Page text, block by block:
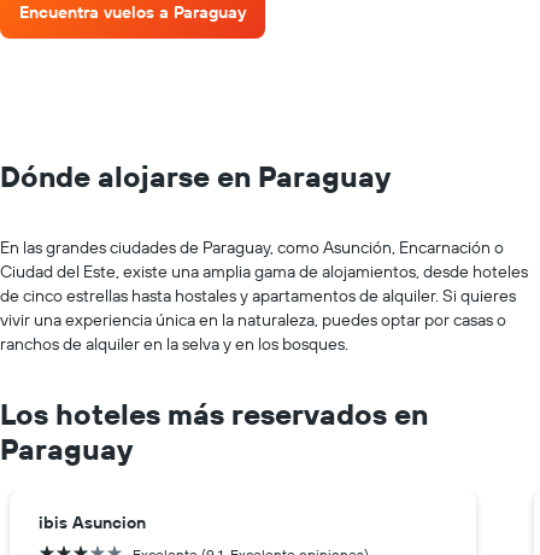
Encuentra vuelos a Paraguay
Dónde alojarse en Paraguay
En las grandes ciudades de Paraguay, como Asunción, Encarnación o
Ciudad del Este, existe una amplia gama de alojamientos, desde hoteles
de cinco estrellas hasta hostales y apartamentos de alquiler. Si quieres
vivir una experiencia única en la naturaleza, puedes optar por casas o
ranchos de alquiler en la selva y en los bosques.
Los hoteles más reservados en
Paraguay
ibis Asuncion